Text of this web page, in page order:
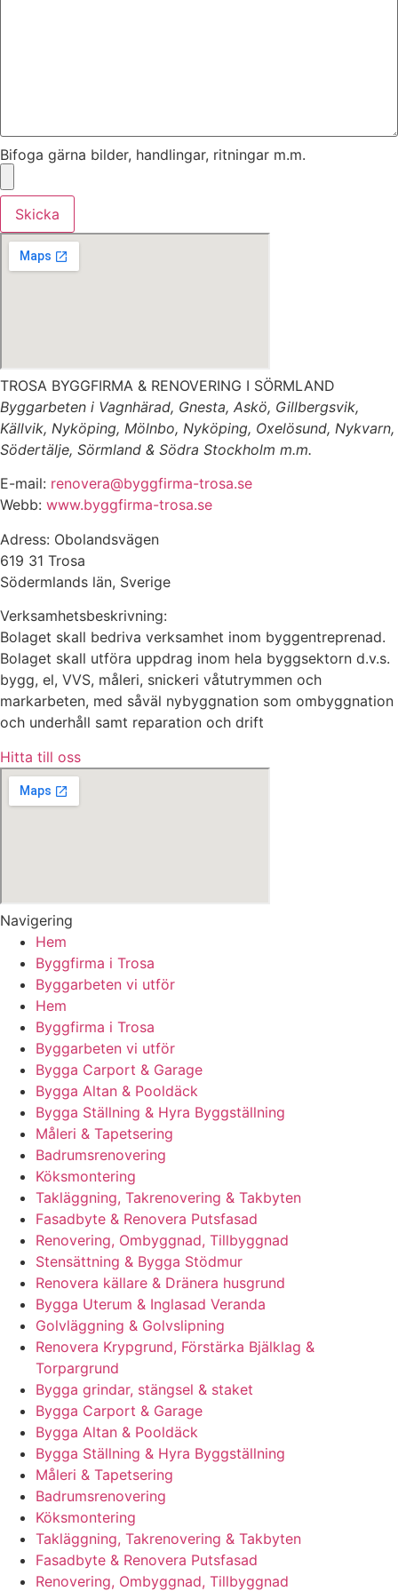
Bifoga gärna bilder, handlingar, ritningar m.m.
Skicka
TROSA BYGGFIRMA & RENOVERING I SÖRMLAND
Byggarbeten i Vagnhärad, Gnesta, Askö, Gillbergsvik,
Källvik, Nyköping, Mölnbo, Nyköping, Oxelösund, Nykvarn,
Södertälje, Sörmland & Södra Stockholm m.m.
E-mail: renovera@byggfirma-trosa.se
Webb: www.byggfirma-trosa.se
Adress: Obolandsvägen
619 31 Trosa
Södermlands län, Sverige
Verksamhetsbeskrivning:
Bolaget skall bedriva verksamhet inom byggentreprenad.
Bolaget skall utföra uppdrag inom hela byggsektorn d.v.s.
bygg, el, VVS, måleri, snickeri våtutrymmen och
markarbeten, med såväl nybyggnation som ombyggnation
och underhåll samt reparation och drift
Hitta till oss
Navigering
Hem
Byggfirma i Trosa
Byggarbeten vi utför
Hem
Byggfirma i Trosa
Byggarbeten vi utför
Bygga Carport & Garage
Bygga Altan & Pooldäck
Bygga Ställning & Hyra Byggställning
Måleri & Tapetsering
Badrumsrenovering
Köksmontering
Takläggning, Takrenovering & Takbyten
Fasadbyte & Renovera Putsfasad
Renovering, Ombyggnad, Tillbyggnad
Stensättning & Bygga Stödmur
Renovera källare & Dränera husgrund
Bygga Uterum & Inglasad Veranda
Golvläggning & Golvslipning
Renovera Krypgrund, Förstärka Bjälklag &
Torpargrund
Bygga grindar, stängsel & staket
Bygga Carport & Garage
Bygga Altan & Pooldäck
Bygga Ställning & Hyra Byggställning
Måleri & Tapetsering
Badrumsrenovering
Köksmontering
Takläggning, Takrenovering & Takbyten
Fasadbyte & Renovera Putsfasad
Renovering, Ombyggnad, Tillbyggnad